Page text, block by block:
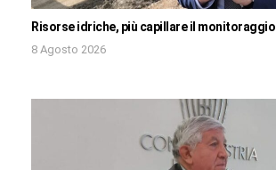
Risorse idriche, più capillare il monitoraggio
8 Agosto 2026